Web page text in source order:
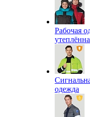
Рабочая
одежда